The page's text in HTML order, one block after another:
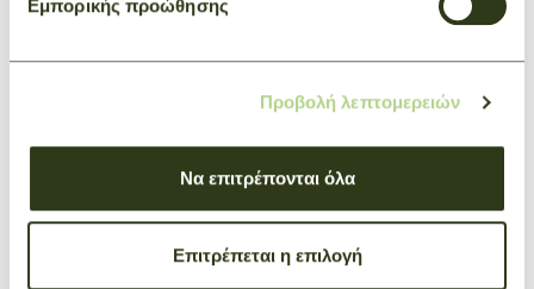
Εμπορικής προώθησης
Προβολή λεπτομερειών
Να επιτρέπονται όλα
Επιτρέπεται η επιλογή